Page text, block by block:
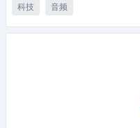
科技 音频